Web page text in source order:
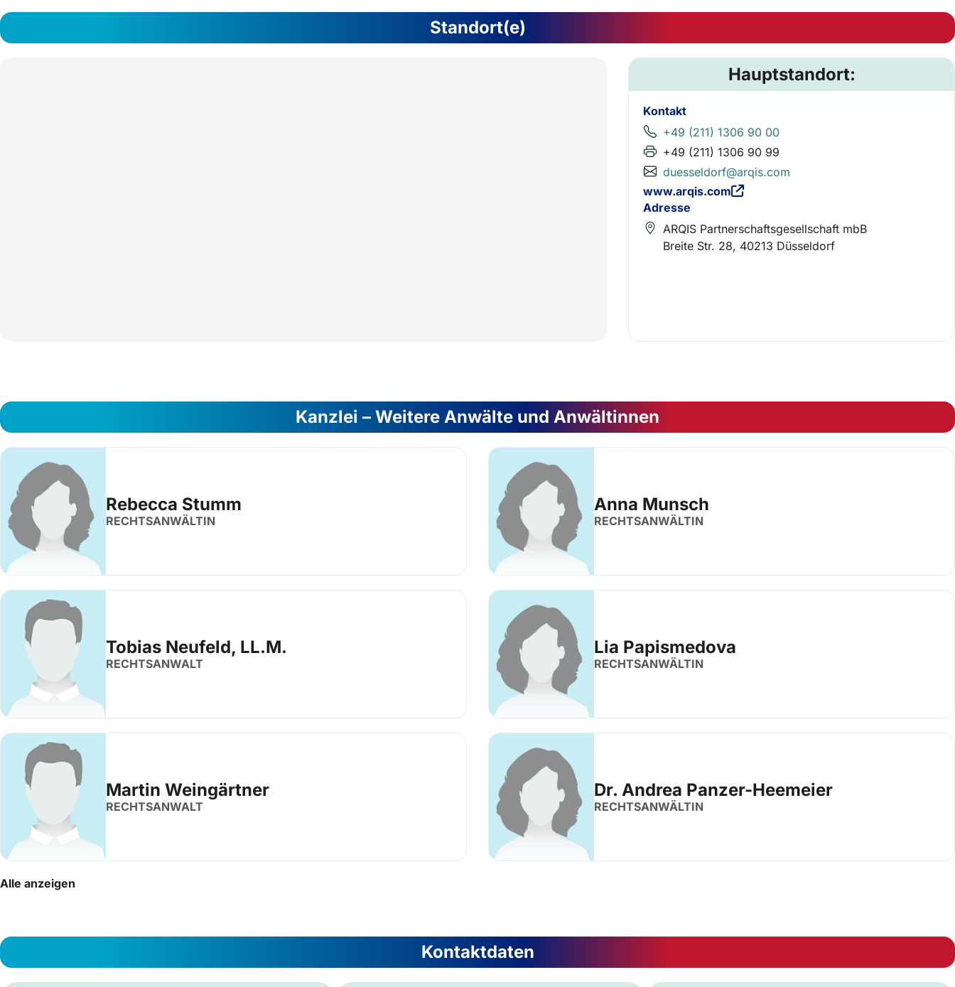
Standort(e)
Hauptstandort:
Kontakt
+49 (211) 1306 90 00
+49 (211) 1306 90 99
duesseldorf@arqis.com
www.arqis.com
Adresse
ARQIS Partnerschaftsgesellschaft mbB
Breite Str. 28, 40213 Düsseldorf
Kanzlei – Weitere Anwälte und Anwältinnen
Rebecca Stumm
RECHTSANWÄLTIN
Anna Munsch
RECHTSANWÄLTIN
Tobias Neufeld, LL.M.
RECHTSANWALT
Lia Papismedova
RECHTSANWÄLTIN
Martin Weingärtner
RECHTSANWALT
Dr. Andrea Panzer-Heemeier
RECHTSANWÄLTIN
Alle anzeigen
Kontaktdaten